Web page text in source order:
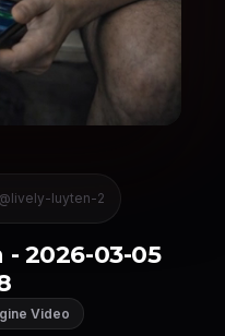
@lively-luyten-2
2026-03-05
Video